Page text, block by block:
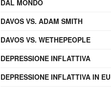
DAL MONDO
DAVOS VS. ADAM SMITH
DAVOS VS. WETHEPEOPLE
DEPRESSIONE INFLATTIVA
DEPRESSIONE INFLATTIVA IN EU